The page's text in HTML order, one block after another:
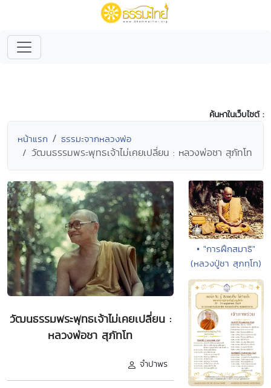
ค้นหาในเว็บไซต์ :
หน้าแรก ธรรมะจากหลวงพ่อ
วัฒนธรรมพระพุทธเจ้าไม่เคยเปลี่ยน : หลวงพ่อชา สุภัทโท
วัฒนธรรมพระพุทธเจ้าไม่เคยเปลี่ยน :
หลวงพ่อชา สุภัทโท
จำปาพร
• "การฝึกสมาธิ"
(หลวงปู่ชา สุภทฺโท)